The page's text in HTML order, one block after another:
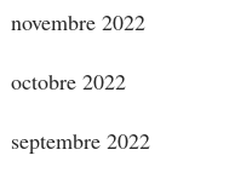
novembre 2022
octobre 2022
septembre 2022